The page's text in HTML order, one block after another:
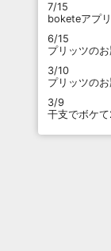
7/15
boketeアプ
6/15
プリッツの
3/10
プリッツの
3/9
干支でボケ